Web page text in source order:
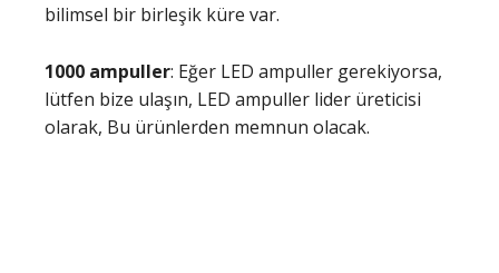
bilimsel bir birleşik küre var.
1000 ampuller: Eğer LED ampuller gerekiyorsa,
lütfen bize ulaşın, LED ampuller lider üreticisi
olarak, Bu ürünlerden memnun olacak.